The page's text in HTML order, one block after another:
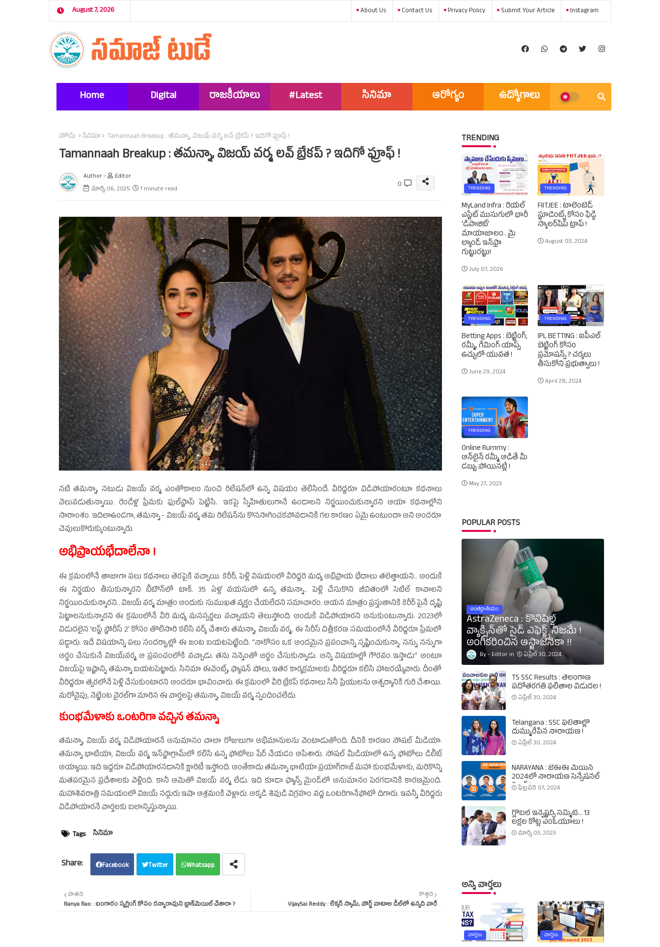
August 7, 2026 About Us Contact Us Privacy Policy Submit Your Article Instagram
Home
Digital
రాజకీయాలు
#Latest
సినిమా ఆరోగ్యం ఉద్యోగాలు అన్ని వార్తలు
హోమ్ సినిమా Tamannaah Breakup : తమన్నా, విజయ్‌ వర్మ లవ్‌ బ్రేకప్‌ ? ఇదిగో ఫ్రూఫ్‌ !
Tamannaah Breakup : తమన్నా, విజయ్‌ వర్మ లవ్‌ బ్రేకప్‌ ? ఇదిగో ఫ్రూఫ్‌ !
Author -
Editor
మార్చి 06, 2025
1 minute read 0
నటి తమన్నా, నటుడు విజయ్‌ వర్మ ఎంతోకాలం నుంచి రిలేషన్‌లో ఉన్న విషయం తెలిసిందే. వీరిద్దరూ విడిపోయారంటూ కథనాలు
వెలువడుతున్నాయి. రెండేళ్ల ప్రేమకు ఫుల్‌స్టాప్‌ పెట్టేసి.. ఇకపై స్నేహితులుగానే ఉండాలని నిర్ణయించుకున్నారని ఆయా కథనాల్లోని
సారాంశం. ఇదిలాఉండగా, తమన్నా - విజయ్‌ వర్మ తమ రిలేషన్‌ను కొనసాగించకపోవడానికి గల కారణం ఏమై ఉంటుందా అని అందరూ
చెవులుకొరుక్కుంటున్నారు.
అభిప్రాయభేదాలేనా !
ఈ క్రమంలోనే తాజాగా పలు కథనాలు తెరపైకి వచ్చాయి. కెరీర్‌, పెళ్లి విషయంలో వీరిద్దరి మధ్య అభిప్రాయ భేదాలు తలెత్తాయని.. అందుకే
ఈ నిర్ణయం తీసుకున్నారని బీటౌన్‌లో టాక్‌. 35 ఏళ్ల వయసులో ఉన్న తమన్నా.. పెళ్లి చేసుకొని జీవితంలో సెటిల్‌ కావాలని
నిర్ణయించుకున్నారని.. విజయ్‌ వర్మ మాత్రం అందుకు సుముఖత వ్యక్తం చేయలేదని సమాచారం. ఆయన మాత్రం ప్రస్తుతానికి కెరీర్‌ పైనే దృష్టి
పెట్టాలనుకున్నారని ఈ క్రమంలోనే వీరి మధ్య మనస్పర్థలు వచ్చాయని తెలుస్తోంది. అందుకే విడిపోయారని అనుకుంటున్నారు. 2023లో
విడుదలైన ‘లస్ట్‌ స్టోరీస్‌ 2’ కోసం తొలిసారి కలిసి వర్క్‌ చేశారు తమన్నా, విజయ్‌ వర్మ. ఈ సిరీస్‌ చిత్రీకరణ సమయంలోనే వీరిద్దరూ ప్రేమలో
పడ్డారు. ఇదే విషయాన్ని పలు సందర్భాల్లో ఈ జంట బయటపెట్టింది. ‘‘నాకోసం ఒక అందమైన ప్రపంచాన్ని సృష్టించుకున్నా. నన్ను నన్నుగా
అర్థం చేసుకునే విజయ్‌వర్మ ఆ ప్రపంచంలోకి వచ్చాడు. తను నన్నెంతో అర్థం చేసుకున్నాడు. అన్ని విషయాల్లో గౌరవం ఇస్తాడు’’ అంటూ
విజయ్‌పై ఇష్టాన్ని తమన్నా బయటపెట్టారు. సినిమా ఈవెంట్స్‌, ఫ్యాషన్‌ షోలు, ఇతర కార్యక్రమాలకు వీరిద్దరూ కలిసి హాజరయ్యేవారు. దీంతో
వీరిద్దరూ త్వరలోనే పెళ్లి చేసుకుంటారని అందరూ భావించారు. ఈ క్రమంలో వీరి బ్రేకప్‌ కథనాలు సినీ ప్రియులను ఆశ్చర్యానికి గురి చేశాయి.
మరోవైపు, నెట్టింట వైరల్‌గా మారిన ఈ వార్తలపై తమన్నా, విజయ్‌ వర్మ స్పందించలేదు.
కుంభమేళాకు ఒంటరిగా వచ్చిన తమన్నా
తమన్నా, విజయ్‌ వర్మ విడిపోయారనే అనుమానం చాలా రోజులుగా అభిమానులను వెంటాడుతోంది. దీనికి కారణం సోషల్‌ మీడియా.
తమన్నా భాటియా, విజయ్‌ వర్మ ఇన్‌స్టాగ్రామ్‌లో కలిసి ఉన్న ఫోటోలు షేర్‌ చేయడం ఆపేశారు. సోషల్‌ మీడియాలో ఉన్న ఫోటోలు డిలీట్‌
అయ్యాయి. ఇది ఇద్దరూ విడిపోయారనడానికి క్లారిటీ ఇస్తోంది. అంతేకాదు తమన్నా భాటియా ప్రయాగ్‌రాజ్‌ మహా కుంభమేళాకు, మరికొన్ని
మతపరమైన ప్రదేశాలకు వెళ్లింది. కానీ ఆమెతో విజయ్‌ వర్మ లేడు. ఇది కూడా ఫ్యాన్స్‌ మైండ్‌లో అనుమానం పెరగడానికి కారణమైంది.
మహాశివరాత్రి సమయంలో విజయ్‌ సద్గురు ఇషా ఆశ్రమంకి వెళ్లారు. అక్కడి శివుడి విగ్రహం వద్ద ఒంటరిగానేఫోటో దిగారు. ఇవన్నీ వీరిద్దరు
విడిపోయారనే వార్తలకు బలాన్నిస్తున్నాయి.
Tags సినిమా
Facebook Twitter Whatsapp
కొత్తది
VijaySai Reddy : లిక్కర్‌ స్కామ్‌, పోర్ట్‌ వాటాల డీల్‌లో ఉన్నది వారే
పాతది
Ranya Rao : బంగారం స్మగ్లింగ్‌ కోసం రన్యారావుని బ్లాక్‌మెయిల్‌ చేశారా ?
TRENDING
TRENDING
MyLand Infra : రియల్
ఎస్టేట్ ముసుగులో భారీ
‘డిపాజిట్’
మాయాజాలం.. మై
ల్యాండ్ ఇన్‌ఫ్రా
గుట్టురట్టు!
July 07, 2026
TRENDING
FIITJEE : టాలెంటెడ్‌
స్టూడెంట్స్‌ కోసం ఫిడ్జి
స్కాలర్‌షిప్‌ ట్రాప్‌ !
August 03, 2024
TRENDING
Betting Apps : బెట్టింగ్‌,
రమ్మీ, గేమింగ్‌ యాప్స్‌
ఉచ్చులో యువత !
June 29, 2024
TRENDING
IPL BETTING : ఐపీఎల్‌
బెట్టింగ్‌ కోసం
ప్రమోషన్స్‌ ? చర్యలు
తీసుకోని ప్రభుత్వాలు !
April 28, 2024
TRENDING
Online Rummy :
ఆన్‌లైన్‌ రమ్మీ ఆడితే మీ
డబ్బు పోయినట్లే !
May 27, 2023
POPULAR POSTS
అంతర్జాతీయం
AstraZeneca : కోవిషీల్డ్‌
వ్యాక్సిన్‌తో సైడ్‌ ఎఫెక్ట్స్‌ నిజమే !
అంగీకరించిన ఆస్ట్రాజెనెకా !!
Editor ఏప్రిల్ 30, 2024
TS SSC Results : తెలంగాణ
పదోతరగతి ఫలితాల విడుదల !
ఏప్రిల్ 30, 2024
Telangana : SSC ఫలితాల్లో
దుమ్మురేపిన నారాయణ !
ఏప్రిల్ 30, 2024
NARAYANA : జేఈఈ మెయిన్‌
2024లో నారాయణ సెన్సేషనల్‌
రికార్డ్‌ !
ఫిబ్రవరి 07, 2024
గ్లోబల్‌ ఇన్వెష్టర్స్‌ సమ్మిట్‌... 13
లక్షల కోట్ల ఎంఓయూలు !
మార్చి 03, 2023
అన్ని వార్తలు
వార్తలు వార్తలు